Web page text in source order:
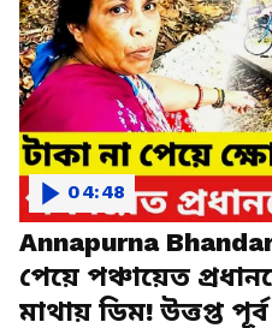
Annapurna
পেয়ে পঞ্চায়েত
মাথায় ডিম! উত্তপ্ত পূর্ব
04:48